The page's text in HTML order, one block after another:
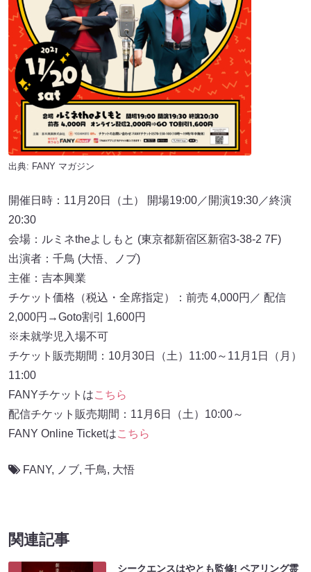
出典: FANY マガジン
開催日時：11月20日（土） 開場19:00／開演19:30／終演
20:30
会場：ルミネtheよしもと (東京都新宿区新宿3-38-2 7F)
出演者：千鳥 (大悟、ノブ)
主催：吉本興業
チケット価格（税込・全席指定）：前売 4,000円／ 配信
2,000円→Goto割引 1,600円
※未就学児入場不可
チケット販売期間：10月30日（土）11:00～11月1日（月）
11:00
FANYチケットはこちら
配信チケット販売期間：11月6日（土）10:00～
FANY Online Ticketはこちら
FANY, ノブ, 千鳥, 大悟
関連記事
シークエンスはやとも監修! ペアリング霊